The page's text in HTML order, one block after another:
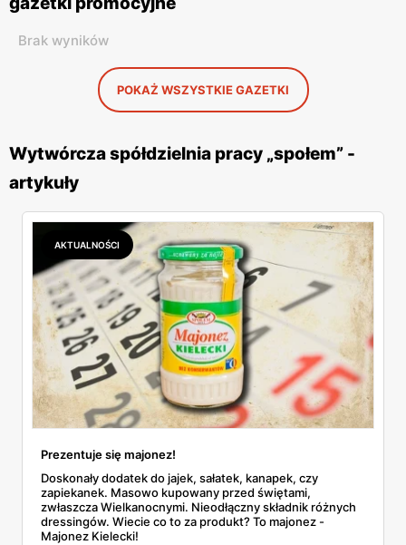
Brak wyników
POKAŻ WSZYSTKIE GAZETKI
Wytwórcza spółdzielnia pracy „społem” -
artykuły
AKTUALNOŚCI
Prezentuje się majonez!
Doskonały dodatek do jajek, sałatek, kanapek, czy
zapiekanek. Masowo kupowany przed świętami,
zwłaszcza Wielkanocnymi. Nieodłączny składnik różnych
dressingów. Wiecie co to za produkt? To majonez -
Majonez Kielecki!